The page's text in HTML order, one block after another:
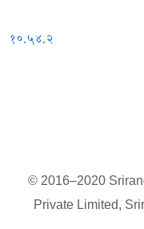
१०.५४.२
© 2016–2020
Private Limited,